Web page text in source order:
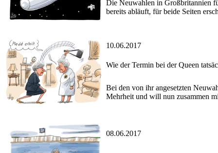
Die Neuwahlen in Großbritannien
bereits abläuft, für beide Seiten
10.06.2017
Wie der Termin bei der Queen
Bei den von ihr angesetzten
Mehrheit und will nun zusammen
08.06.2017